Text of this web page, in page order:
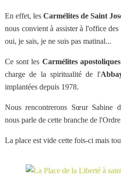
En effet, les Carmélites de Saint
nous convient à assister à l'office
oui, je sais, je ne suis pas matinal...
Ce sont les Carmélites
charge de la spiritualité de l'
implantées depuis 1978.
Nous rencontrerons Sœur Sabine
nous parle de cette branche de
La place est vide cette fois-ci mais